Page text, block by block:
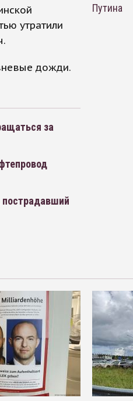
утратили
дожди.
за
пострадавший
Путина